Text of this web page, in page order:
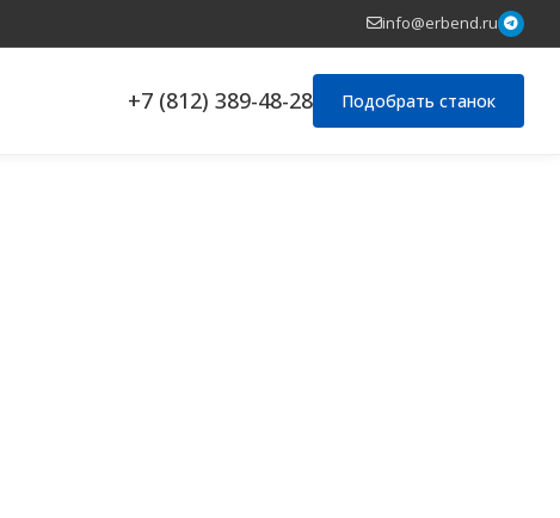
info@erbend.ru
+7 (812) 389-48-28 Подобрать станок